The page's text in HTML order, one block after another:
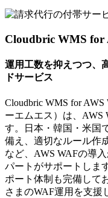
Cloudbric WMS for
運用工数を抑えつつ、
ドサービス
Cloudbric WMS for
ーエムエス）は、AWS
す。日本・韓国・米国
備え、適切なルール作
など、AWS WAFの導
パートがサポートしま
ポート体制も完備して
さまのWAF運用を支援